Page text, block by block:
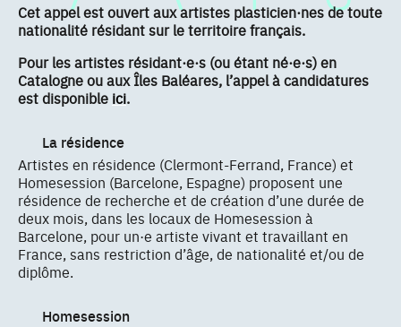
Cet appel est ouvert aux artistes plasticien·nes de toute
nationalité résidant sur le territoire français.
Pour les artistes résidant·e·s (ou étant né·e·s) en
Catalogne ou aux Îles Baléares, l’appel à candidatures
est disponible ici.
La résidence
Artistes en résidence (Clermont-Ferrand, France) et
Homesession (Barcelone, Espagne) proposent une
résidence de recherche et de création d’une durée de
deux mois, dans les locaux de Homesession à
Barcelone, pour un·e artiste vivant et travaillant en
France, sans restriction d’âge, de nationalité et/ou de
diplôme.
Homesession